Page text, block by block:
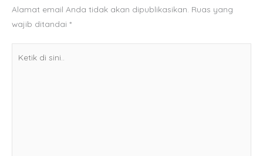
Alamat email Anda tidak akan dipublikasikan. Ruas yang
wajib ditandai *